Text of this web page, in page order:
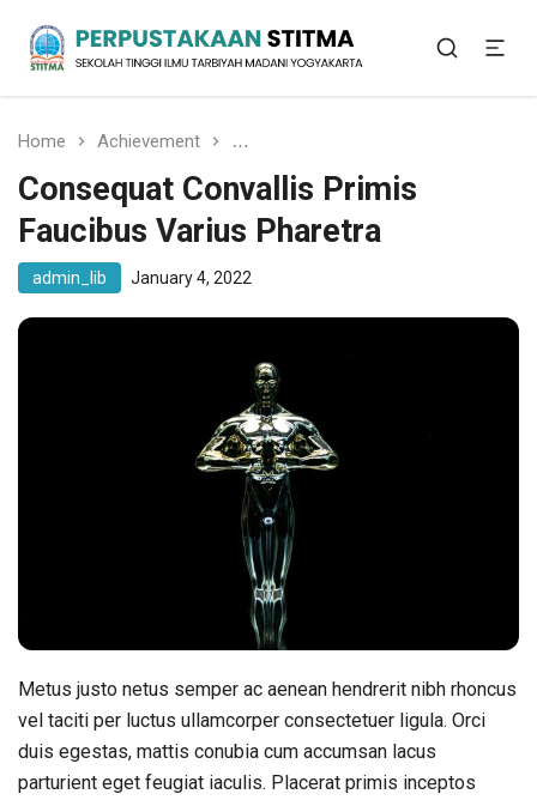
Perpustakaan STITMA
Home Achievement Consequat Convallis Primis
Consequat Convallis Primis
Faucibus Varius Pharetra
admin_lib January 4, 2022
Metus justo netus semper ac aenean hendrerit nibh rhoncus
vel taciti per luctus ullamcorper consectetuer ligula. Orci
duis egestas, mattis conubia cum accumsan lacus
parturient eget feugiat iaculis. Placerat primis inceptos